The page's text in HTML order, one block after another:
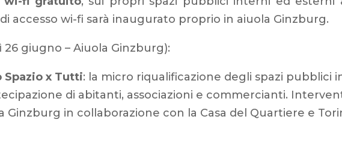
accesso wi-fi sarà inaugurato proprio in aiuola Ginzburg.
26 giugno – Aiuola Ginzburg):
x Tutti: la micro riqualificazione degli spazi pubblici
di abitanti, associazioni e commercianti.
Ginzburg in collaborazione con la Casa del Quartiere e